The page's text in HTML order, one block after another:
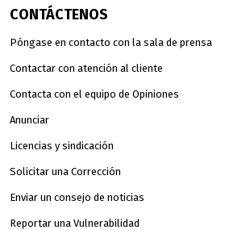
CONTÁCTENOS
Póngase en contacto con la sala de prensa
Contactar con atención al cliente
Contacta con el equipo de Opiniones
Anunciar
Licencias y sindicación
Solicitar una Corrección
Enviar un consejo de noticias
Reportar una Vulnerabilidad